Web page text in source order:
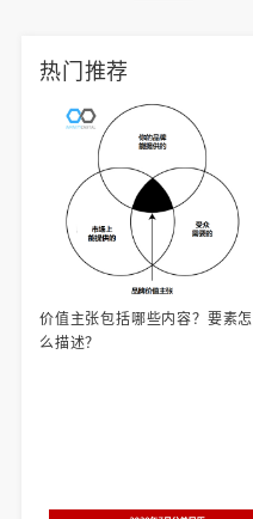
热门推荐
价值主张包括哪些内容？要素怎
么描述？